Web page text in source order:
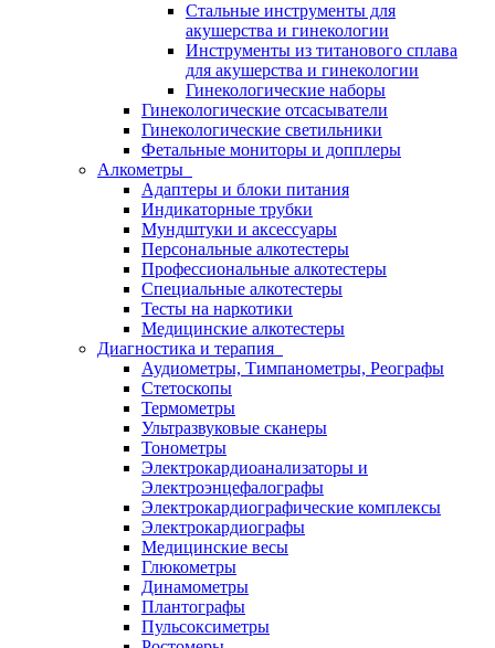
Стальные инструменты для
акушерства и гинекологии
Инструменты из титанового сплава
для акушерства и гинекологии
Гинекологические наборы
Гинекологические отсасыватели
Гинекологические светильники
Фетальные мониторы и допплеры
Алкометры
Адаптеры и блоки питания
Индикаторные трубки
Мундштуки и аксессуары
Персональные алкотестеры
Профессиональные алкотестеры
Специальные алкотестеры
Тесты на наркотики
Медицинские алкотестеры
Диагностика и терапия
Аудиометры, Тимпанометры, Реографы
Стетоскопы
Термометры
Ультразвуковые сканеры
Тонометры
Электрокардиоанализаторы и
Электроэнцефалографы
Электрокардиографические комплексы
Электрокардиографы
Медицинские весы
Глюкометры
Динамометры
Плантографы
Пульсоксиметры